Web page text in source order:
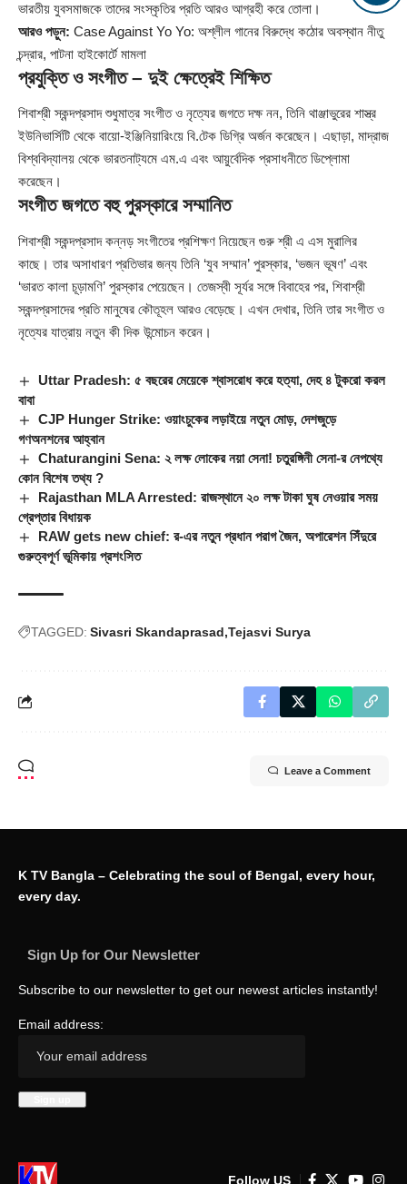
ভারতীয় যুবসমাজকে তাদের সংস্কৃতির প্রতি আরও আগ্রহী করে তোলা।
আরও পড়ুন: Case Against Yo Yo: অশ্লীল গানের বিরুদ্ধে কঠোর অবস্থান নীতু
চন্দ্রার, পাটনা হাইকোর্টে মামলা
প্রযুক্তি ও সংগীত – দুই ক্ষেত্রেই শিক্ষিত
শিবাশ্রী স্কন্দপ্রসাদ শুধুমাত্র সংগীত ও নৃত্যের জগতে দক্ষ নন, তিনি থাঞ্জাভুরের শাস্ত্র
ইউনিভার্সিটি থেকে বায়ো-ইঞ্জিনিয়ারিংয়ে বি.টেক ডিগ্রি অর্জন করেছেন। এছাড়া, মাদ্রাজ
বিশ্ববিদ্যালয় থেকে ভারতনাট্যমে এম.এ এবং আয়ুর্বেদিক প্রসাধনীতে ডিপ্লোমা
করেছেন।
সংগীত জগতে বহু পুরস্কারে সম্মানিত
শিবাশ্রী স্কন্দপ্রসাদ কন্নড় সংগীতের প্রশিক্ষণ নিয়েছেন গুরু শ্রী এ এস মুরালির
কাছে। তার অসাধারণ প্রতিভার জন্য তিনি ‘যুব সম্মান’ পুরস্কার, ‘ভজন ভূষণ’ এবং
‘ভারত কালা চূড়ামণি’ পুরস্কার পেয়েছেন। তেজস্বী সূর্যর সঙ্গে বিবাহের পর, শিবাশ্রী
স্কন্দপ্রসাদের প্রতি মানুষের কৌতূহল আরও বেড়েছে। এখন দেখার, তিনি তার সংগীত ও
নৃত্যের যাত্রায় নতুন কী দিক উন্মোচন করেন।
Uttar Pradesh: ৫ বছরের মেয়েকে শ্বাসরোধ করে হত্যা, দেহ ৪ টুকরো করল
বাবা
CJP Hunger Strike: ওয়াংচুকের লড়াইয়ে নতুন মোড়, দেশজুড়ে
গণঅনশনের আহ্বান
Chaturangini Sena: ২ লক্ষ লোকের নয়া সেনা! চতুরঙ্গিনী সেনা-র নেপথ্যে
কোন বিশেষ তথ্য ?
Rajasthan MLA Arrested: রাজস্থানে ২০ লক্ষ টাকা ঘুষ নেওয়ার সময়
গ্রেপ্তার বিধায়ক
RAW gets new chief: র-এর নতুন প্রধান পরাগ জৈন, অপারেশন সিঁদুরে
গুরুত্বপূর্ণ ভূমিকায় প্রশংসিত
TAGGED: Sivasri Skandaprasad Tejasvi Surya
Leave a Comment
K TV Bangla – Celebrating the soul of Bengal, every hour,
every day.
Sign Up for Our Newsletter
Subscribe to our newsletter to get our newest articles instantly!
Email address:
Follow US